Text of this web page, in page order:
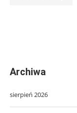
Archiwa
sierpień 2026